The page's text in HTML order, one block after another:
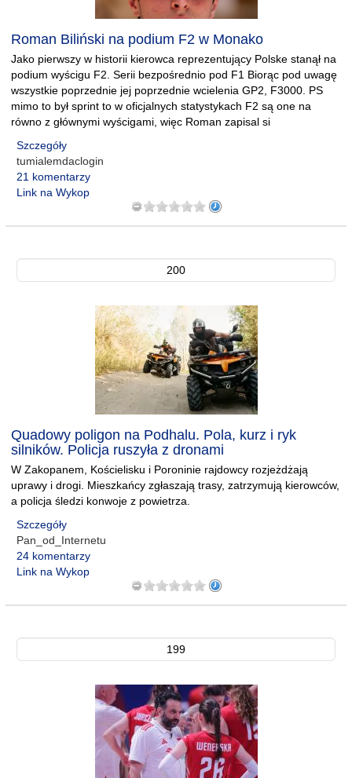
Roman Biliński na podium F2 w Monako
Jako pierwszy w historii kierowca reprezentujący Polske stanął na
podium wyścigu F2. Serii bezpośrednio pod F1 Biorąc pod uwagę
wszystkie poprzednie jej poprzednie wcielenia GP2, F3000. PS
mimo to był sprint to w oficjalnych statystykach F2 są one na
równo z głównymi wyścigami, więc Roman zapisal si
Szczegóły
tumialemdaclogin
21 komentarzy
Link na Wykop
200
Quadowy poligon na Podhalu. Pola, kurz i ryk
silników. Policja ruszyła z dronami
W Zakopanem, Kościelisku i Poroninie rajdowcy rozjeżdżają
uprawy i drogi. Mieszkańcy zgłaszają trasy, zatrzymują kierowców,
a policja śledzi konwoje z powietrza.
Szczegóły
Pan_od_Internetu
24 komentarzy
Link na Wykop
199